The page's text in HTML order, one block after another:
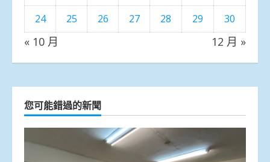
24
25 26 27 28 29 30
« 10 月 12 月 »
您可能錯過的新聞